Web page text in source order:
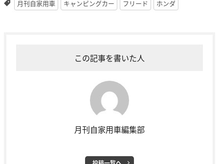
月刊自家用車
キャンピングカー フリード ホンダ
この記事を書いた人
月刊自家用車編集部